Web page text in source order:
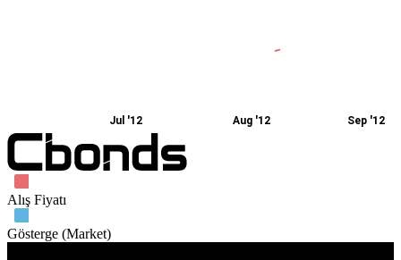
Jul '12 Aug '12 Sep '12
Alış Fiyatı
Gösterge (Market)